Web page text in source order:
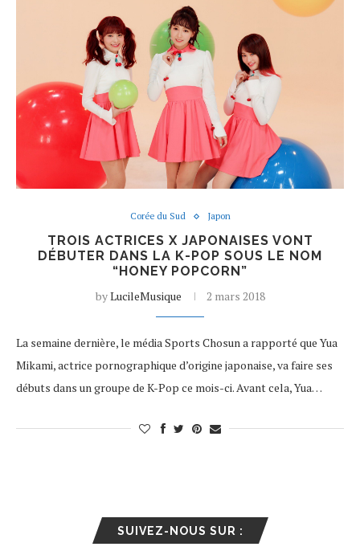
Corée du Sud Japon
TROIS ACTRICES X JAPONAISES VONT
DÉBUTER DANS LA K-POP SOUS LE NOM
“HONEY POPCORN”
byLucileMusique 2 mars 2018
La semaine dernière, le média Sports Chosun a rapporté que Yua
Mikami, actrice pornographique d’origine japonaise, va faire ses
débuts dans un groupe de K-Pop ce mois-ci. Avant cela, Yua…
SUIVEZ-NOUS SUR :